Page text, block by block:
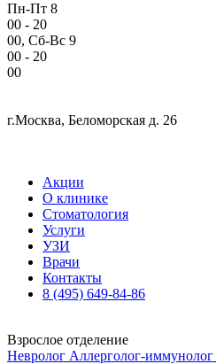
Пн-Пт 8
00 - 20
00, Сб-Вс 9
00 - 20
00
г.Москва, Беломорская д. 26
Акции
О клинике
Стоматология
Услуги
УЗИ
Врачи
Контакты
8 (495) 649-84-86
Взрослое отделение
Невролог Аллерголог-иммунолог